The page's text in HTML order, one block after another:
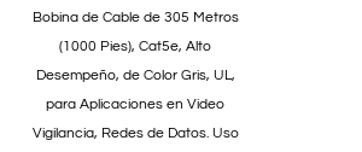
Bobina de Cable de 305 Metros
(1000 Pies), Cat5e, Alto
Desempeño, de Color Gris, UL,
para Aplicaciones en Video
Vigilancia, Redes de Datos. Uso